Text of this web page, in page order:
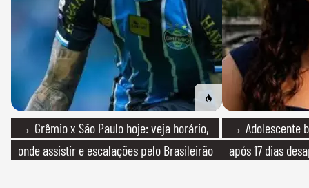
→ Grêmio x São Paulo hoje: veja horário,
onde assistir e escalações pelo Brasileirão
→ Adolescente
após 17 dias